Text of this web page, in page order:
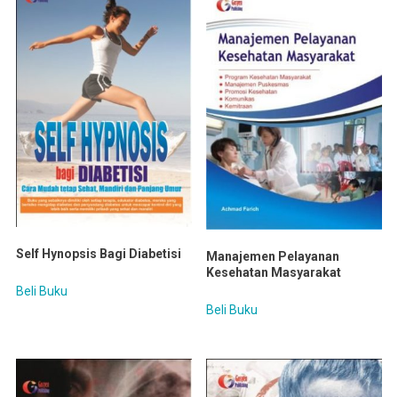
Self Hynopsis Bagi Diabetisi
Beli Buku
Manajemen Pelayanan
Kesehatan Masyarakat
Beli Buku